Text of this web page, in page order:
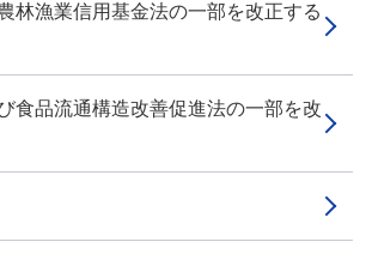
林漁業信用基金法の一部を改正する
食品流通構造改善促進法の一部を改